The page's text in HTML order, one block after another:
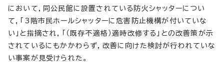
において，同公民館に設置されている防火シャッターについ
て，「3階市民ホールシャッターに危害防止機構が付いていな
い」と指摘され，「（既存不適格）適時改修する」との改善策が示
されているにもかかわらず，改善に向けた検討が行われていな
い事案が見受けられた。